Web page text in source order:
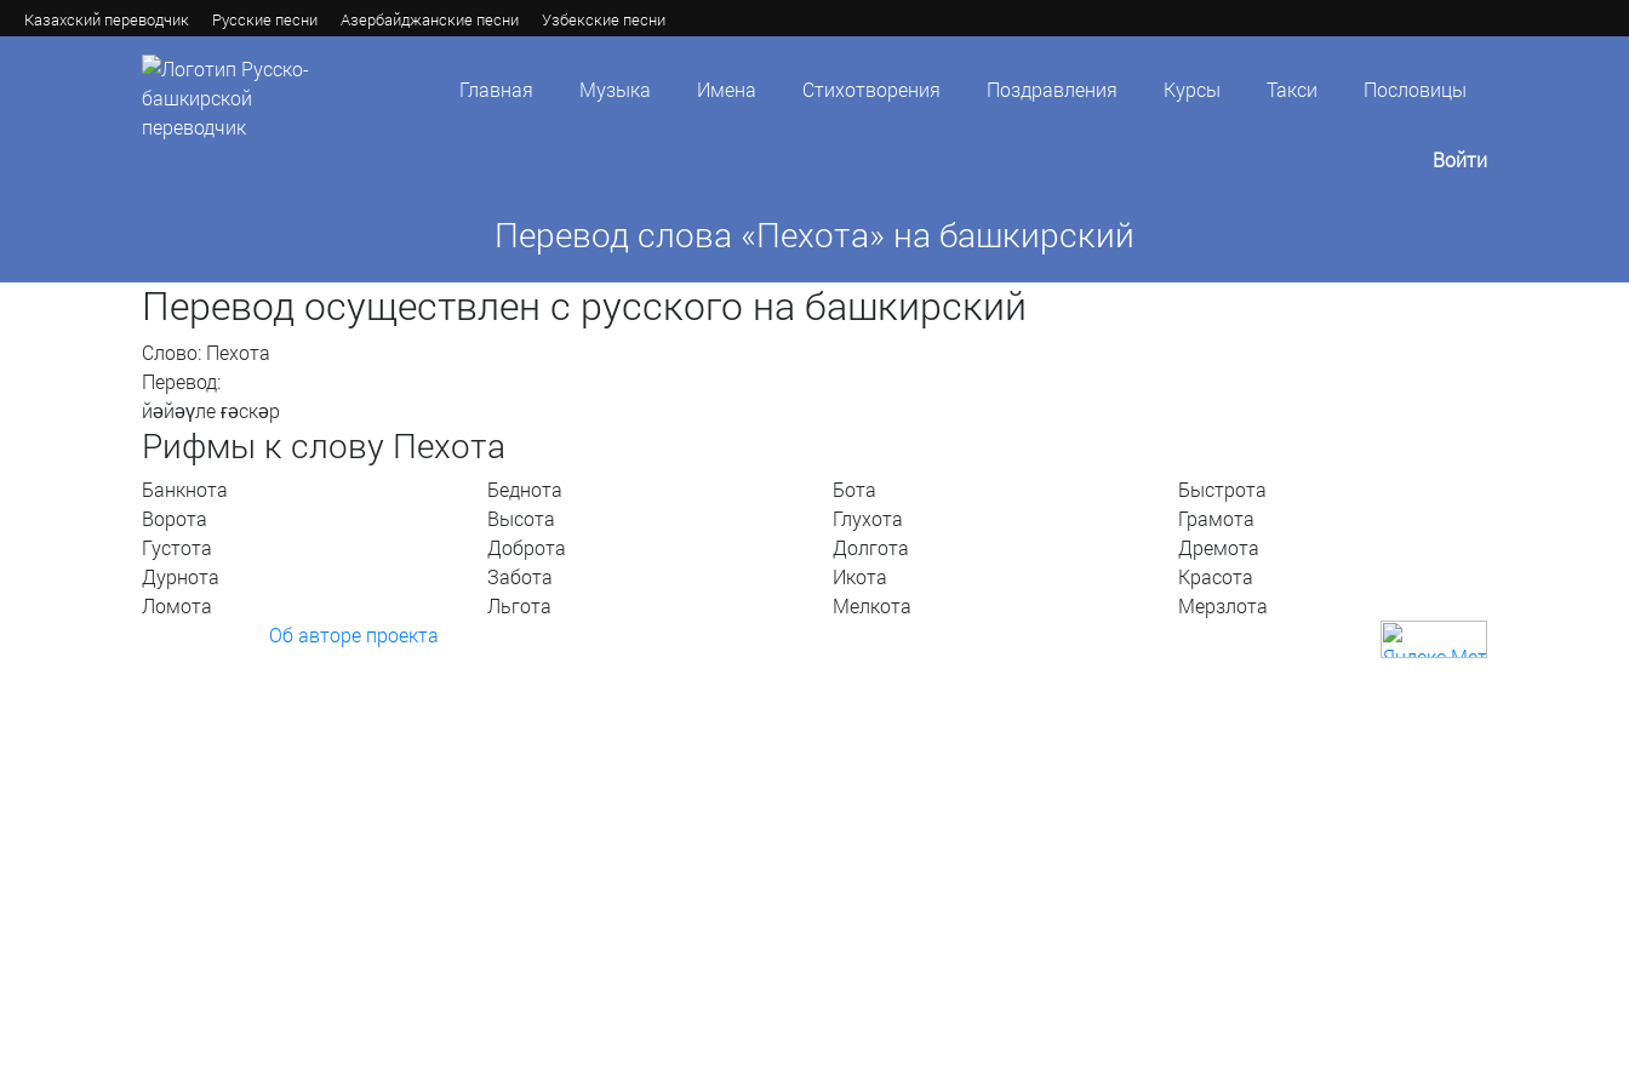
Казахский переводчик Русские песни Азербайджанские песни Узбекские песни
Главная Музыка Имена Стихотворения Поздравления Курсы Такси Пословицы
Войти
Перевод слова «Пехота» на башкирский
Перевод осуществлен с русского на башкирский
Слово: Пехота
Перевод:
йәйәүле ғәскәр
Рифмы к слову Пехота
Банкнота Беднота Бота
Быстрота
Ворота
Высота Глухота
Грамота
Густота
Доброта Долгота
Дремота
Дурнота
Забота Икота
Красота
Ломота
Льгота Мелкота
Мерзлота
Об авторе проекта